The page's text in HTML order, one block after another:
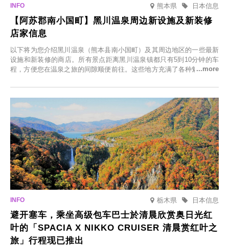
熊本県 日本信息
【阿苏郡南小国町】黑川温泉周边新设施及新装修
店家信息
以下将为您介绍黑川温泉（熊本县南小国町）及其周边地区的一些最新
设施和新装修的商店。所有景点距离黑川温泉镇都只有5到10分钟的车
程，方便您在温泉之旅的间隙顺便前往。这些地方充满了各种魅力，包
食材的餐厅。让您体验黑川温泉的全新乐趣。
栃木県 日本信息
避开塞车，乘坐高级包车巴士於清晨欣赏奥日光红
叶的「SPACIA X NIKKO CRUISER 清晨赏红叶之
旅」行程现已推出